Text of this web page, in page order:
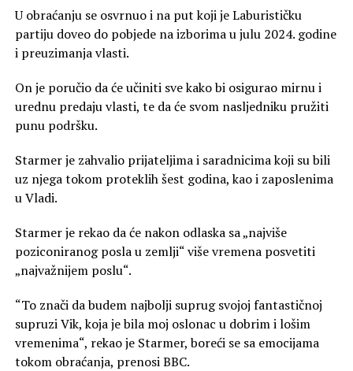
U obraćanju se osvrnuo i na put koji je Laburističku
partiju doveo do pobjede na izborima u julu 2024. godine
i preuzimanja vlasti.
On je poručio da će učiniti sve kako bi osigurao mirnu i
urednu predaju vlasti, te da će svom nasljedniku pružiti
punu podršku.
Starmer je zahvalio prijateljima i saradnicima koji su bili
uz njega tokom proteklih šest godina, kao i zaposlenima
u Vladi.
Starmer je rekao da će nakon odlaska sa „najviše
poziconiranog posla u zemlji“ više vremena posvetiti
„najvažnijem poslu“.
“To znači da budem najbolji suprug svojoj fantastičnoj
supruzi Vik, koja je bila moj oslonac u dobrim i lošim
vremenima“, rekao je Starmer, boreći se sa emocijama
tokom obraćanja, prenosi BBC.